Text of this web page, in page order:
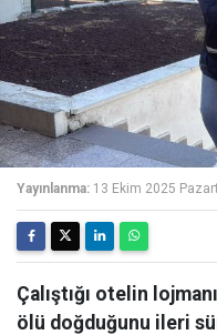
Yayınlanma: 13 Ekim 2025
Çalıştığı otelin
ölü doğduğunu ileri